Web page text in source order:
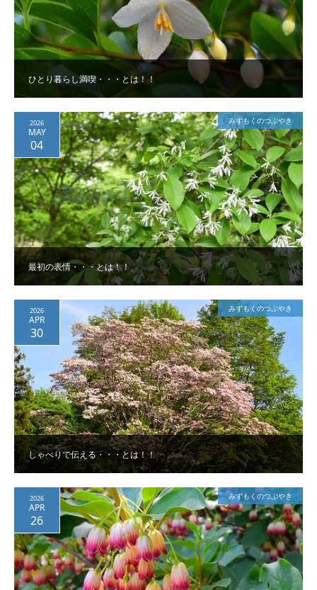
ひとり暮らし満喫・・・とは！！
最初の表情・・・とは！！
2026
MAY
04
みずもくのつぶやき
しゃべりで伝える・・・とは！！
2026
APR
30
みずもくのつぶやき
2026
APR
26
みずもくのつぶやき